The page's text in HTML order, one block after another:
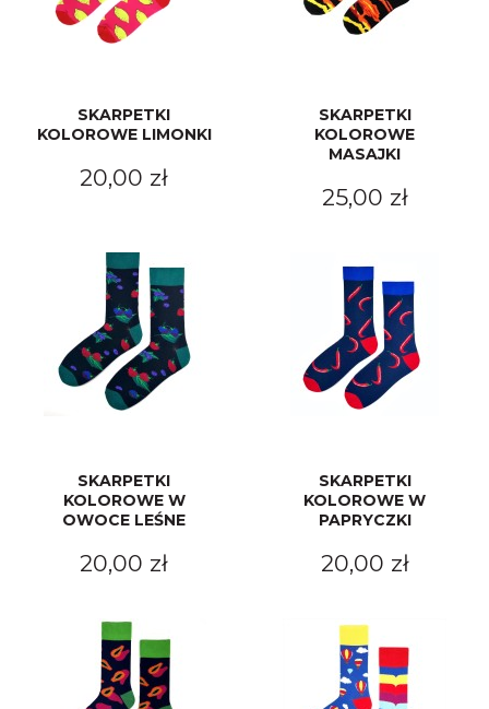
SKARPETKI
KOLOROWE LIMONKI
20,00 zł
SKARPETKI
KOLOROWE
MASAJKI
25,00 zł
SKARPETKI
KOLOROWE W
OWOCE LEŚNE
20,00 zł
SKARPETKI
KOLOROWE W
PAPRYCZKI
20,00 zł